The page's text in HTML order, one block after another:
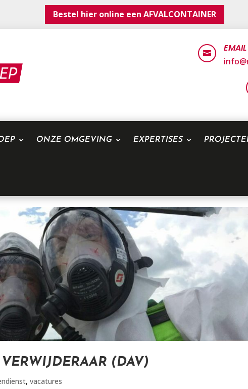
Bestel hier online een AFVALCONTAINER
 EMAIL
ONZE OMGEVING EXPERTISES
(DAV)
,vacatures